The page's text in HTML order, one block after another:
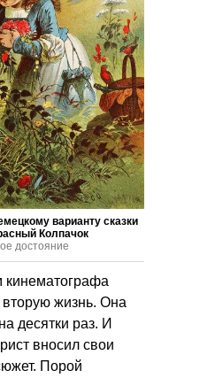
варианту сказки
Колпачок
достояние
вторую жизнь. Она
десятки раз. И
вносил свои
Порой